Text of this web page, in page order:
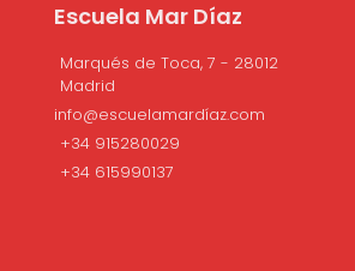
Escuela Mar Díaz
Marqués de Toca, 7 - 28012
Madrid
info@escuelamardíaz.com
+34 915280029
+34 615990137